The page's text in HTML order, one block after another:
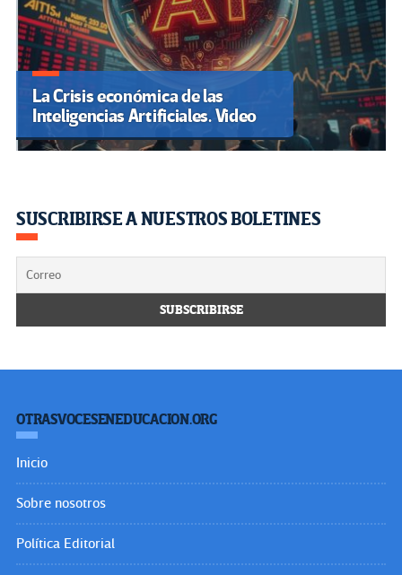
La Crisis económica de las
Inteligencias Artificiales. Video
SUSCRIBIRSE A NUESTROS BOLETINES
OTRASVOCESENEDUCACION.ORG
Inicio
Sobre nosotros
Política Editorial